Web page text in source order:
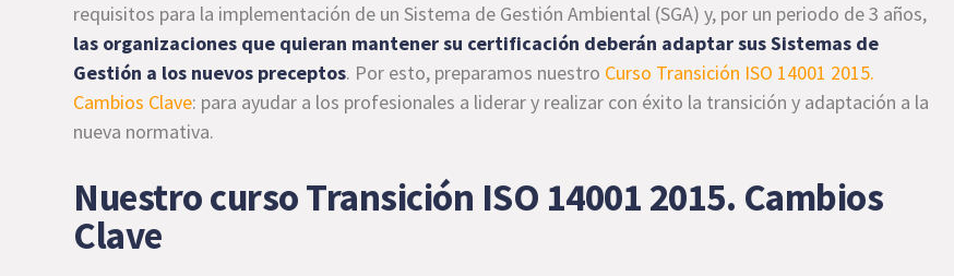
requisitos para la implementación de un Sistema de Gestión Ambiental (SGA) y, por un periodo de 3 años,
las organizaciones que quieran mantener su certificación deberán adaptar sus Sistemas de
Gestión a los nuevos preceptos. Por esto, preparamos nuestro Curso Transición ISO 14001 2015.
Cambios Clave: para ayudar a los profesionales a liderar y realizar con éxito la transición y adaptación a la
nueva normativa.
Nuestro curso Transición ISO 14001 2015. Cambios
Clave